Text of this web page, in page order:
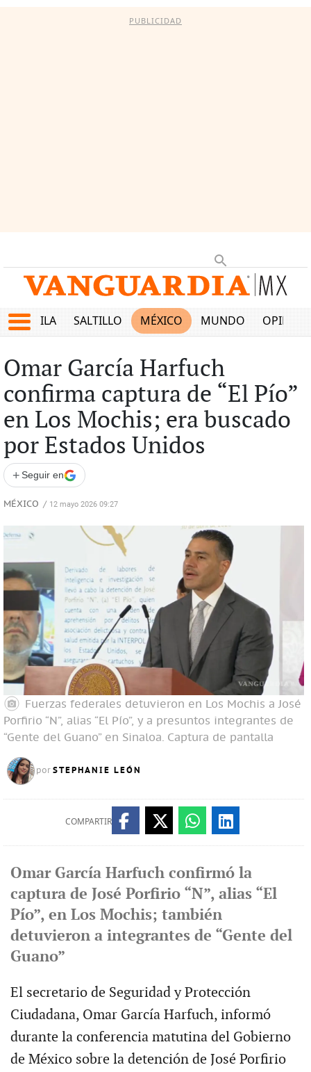
PUBLICIDAD
COAHUILA SALTILLO MÉXICO MUNDO OPINIÓN
Omar García Harfuch
confirma captura de “El Pío”
en Los Mochis; era buscado
por Estados Unidos
+ Seguir en
MÉXICO / 12 mayo 2026 09:27
Fuerzas federales detuvieron en Los Mochis a José
Porfirio “N”, alias “El Pío”, y a presuntos integrantes de
“Gente del Guano” en Sinaloa. Captura de pantalla
por STEPHANIE LEÓN
COMPARTIR
Omar García Harfuch confirmó la
captura de José Porfirio “N”, alias “El
Pío”, en Los Mochis; también
detuvieron a integrantes de “Gente del
Guano”
El secretario de Seguridad y Protección
Ciudadana, Omar García Harfuch, informó
durante la conferencia matutina del Gobierno
de México sobre la detención de José Porfirio